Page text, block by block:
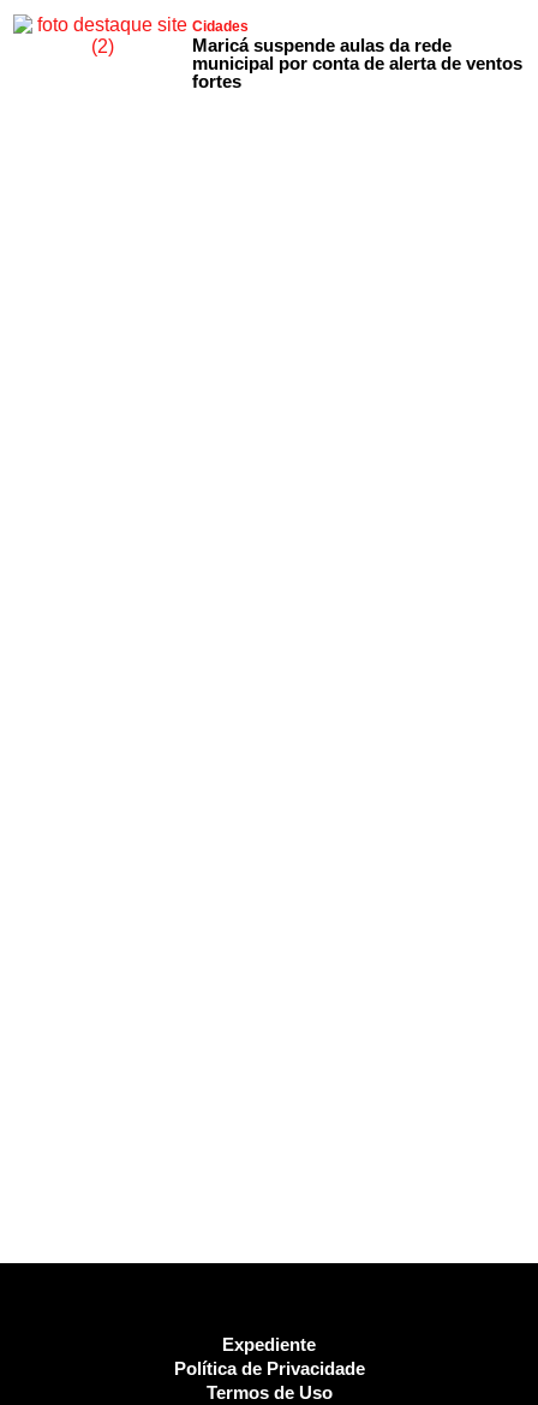
Cidades
Maricá suspende aulas da rede
municipal por conta de alerta de ventos
fortes
Expediente
Política de Privacidade
Termos de Uso